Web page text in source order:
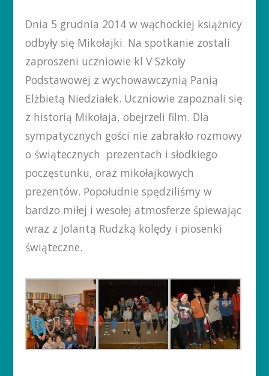
Dnia 5 grudnia 2014 w wąchockiej książnicy
odbyły się Mikołajki. Na spotkanie zostali
zaproszeni uczniowie kl V Szkoły
Podstawowej z wychowawczynią Panią
Elżbietą Niedziałek. Uczniowie zapoznali się
z historią Mikołaja, obejrzeli film. Dla
sympatycznych gości nie zabrakło rozmowy
o świątecznych prezentach i słodkiego
poczęstunku, oraz mikołajkowych
prezentów. Popołudnie spędziliśmy w
bardzo miłej i wesołej atmosferze śpiewając
wraz z Jolantą Rudzką kolędy i piosenki
świąteczne.